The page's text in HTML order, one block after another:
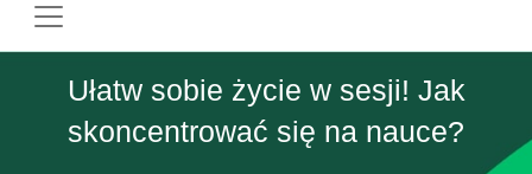
Ułatw sobie życie w sesji! Jak
skoncentrować się na nauce?